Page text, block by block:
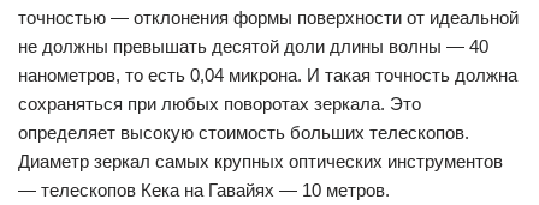
точностью — отклонения формы поверхности от идеальной
не должны превышать десятой доли длины волны — 40
нанометров, то есть 0,04 микрона. И такая точность должна
сохраняться при любых поворотах зеркала. Это
определяет высокую стоимость больших телескопов.
Диаметр зеркал самых крупных оптических инструментов
— телескопов Кека на Гавайях — 10 метров.